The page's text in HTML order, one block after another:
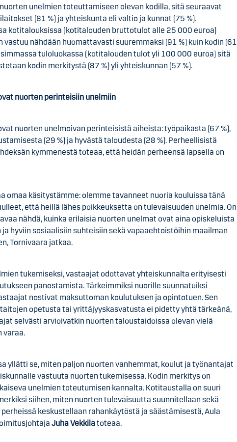
unelmien toteuttamiseen olevan kodilla, sitä seuraavat
(81 %) ja yhteiskunta eli valtio ja kunnat (75 %).
kotitalouksissa (kotitalouden bruttotulot alle 25 000 euroa)
vastuu nähdään huomattavasti suuremmaksi (91 %) kuin kodin (61
tuloluokassa (kotitalouden tulot yli 100 000 euroa) sitä
kodin merkitystä (87 %) yli yhteiskunnan (57 %).
nuorten perinteisiin unelmiin
nuorten unelmoivan perinteisistä aiheista: työpaikasta (67 %),
(29 %) ja hyvästä taloudesta (28 %). Perheellisistä
kymmenestä toteaa, että heidän perheensä lapsella on
omaa käsitystämme: olemme tavanneet nuoria kouluissa tänä
että heillä lähes poikkeuksetta on tulevaisuuden unelmia. On
nähdä, kuinka erilaisia nuorten unelmat ovat aina opiskeluista
ja hyviin sosiaalisiin suhteisiin sekä vapaaehtoistöihin maailman
Tornivaara jatkaa.
tukemiseksi, vastaajat odottavat yhteiskunnalta erityisesti
panostamista. Tärkeimmiksi nuorille suunnatuiksi
nostivat maksuttoman koulutuksen ja opintotuen. Sen
opetusta tai yrittäjyyskasvatusta ei pidetty yhtä tärkeänä,
selvästi arvioivatkin nuorten taloustaidoissa olevan vielä
varaa.
yllätti se, miten paljon nuorten vanhemmat, koulut ja työnantajat
vastuuta nuorten tukemisessa. Kodin merkitys on
unelmien toteutumisen kannalta. Kotitaustalla on suuri
siihen, miten nuorten tulevaisuutta suunnitellaan sekä
keskustellaan rahankäytöstä ja säästämisestä, Aula
Juha Vekkilätoteaa.